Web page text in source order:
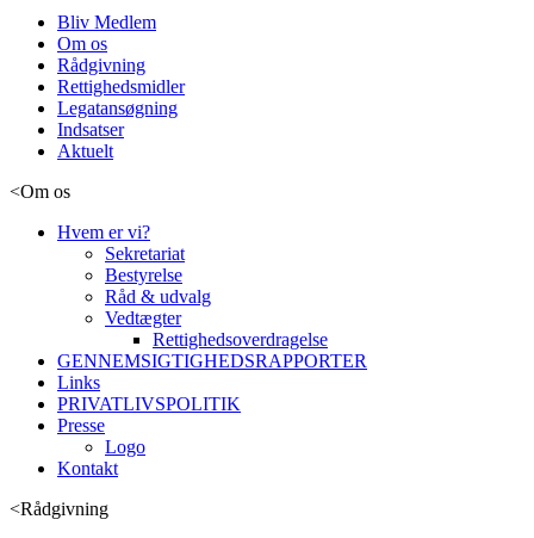
Bliv Medlem
Om os
Rådgivning
Rettighedsmidler
Legatansøgning
Indsatser
Aktuelt
<Om os
Hvem er vi?
Sekretariat
Bestyrelse
Råd & udvalg
Vedtægter
Rettighedsoverdragelse
GENNEMSIGTIGHEDSRAPPORTER
Links
PRIVATLIVSPOLITIK
Presse
Logo
Kontakt
<Rådgivning